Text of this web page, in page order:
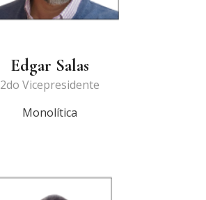
Edgar Salas
2do Vicepresidente
Monolítica